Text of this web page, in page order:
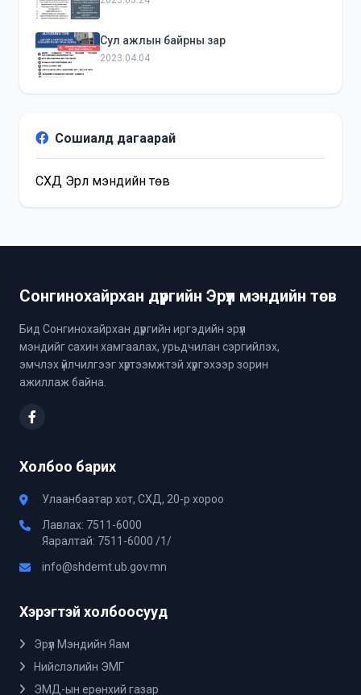
Сул ажлын байрны зар
2023.04.04
Сошиалд дагаарай
СХД Эрүүл мэндийн төв
Сонгинохайрхан дүүргийн Эрүүл мэндийн төв
Бид Сонгинохайрхан дүүргийн иргэдийн эрүүл
мэндийг сахин хамгаалах, урьдчилан сэргийлэх,
эмчлэх үйлчилгээг хүртээмжтэй хүргэхээр зорин
ажиллаж байна.
Холбоо барих
Улаанбаатар хот, СХД, 20-р хороо
Лавлах: 7511-6000
Яаралтай: 7511-6000 /1/
info@shdemt.ub.gov.mn
Хэрэгтэй холбоосууд
Эрүүл Мэндийн Яам
Нийслэлийн ЭМГ
ЭМД-ын ерөнхий газар